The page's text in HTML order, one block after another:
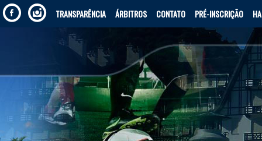
TRANSPARÊNCIA ÁRBITROS CONTATO PRÉ-INSCRIÇÃO